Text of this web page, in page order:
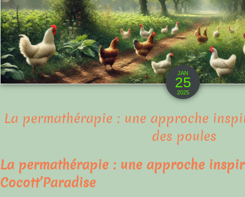
JAN
25
2025
La permathérapie : une approche
des poules
La permathérapie : une approche
Cocott’Paradise